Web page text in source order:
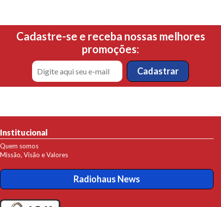
Cadastre-se e receba nossas melhores
promoções:
Institucional
Quem somos
Missão, Visão e Valores
Radiohaus News